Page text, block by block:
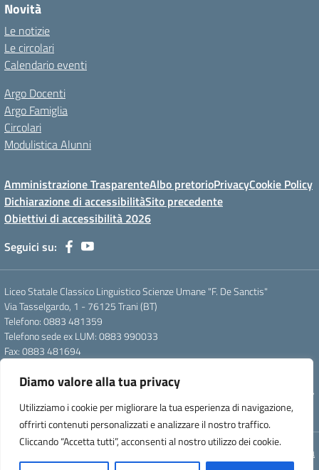
Diamo valore alla tua privacy
Utilizziamo i cookie per migliorare la tua esperienza di navigazione,
offrirti contenuti personalizzati e analizzare il nostro traffico.
Cliccando “Accetta tutti”, acconsenti al nostro utilizzo dei cookie.
Novità
Le notizie
Le circolari
Calendario eventi
Argo Docenti
Argo Famiglia
Circolari
Modulistica Alunni
Amministrazione TrasparenteAlbo pretorioPrivacyCookie Policy
Dichiarazione di accessibilitàSito precedente
Obiettivi di accessibilità 2026
Seguici su:
Liceo Statale Classico Linguistico Scienze Umane "F. De Sanctis"
Via Tasselgardo, 1 - 76125 Trani (BT)
Telefono: 0883 481359
Telefono sede ex LUM: 0883 990033
Fax: 0883 481694
Pec: btpc210007@pec.istruzione.it
Codice Meccanografico: istsc_btpc210007 - Codice Fiscale: 92058830727
- Codice Univoco d'ufficio: UFG4S9
Concept & Design by Designers Italia